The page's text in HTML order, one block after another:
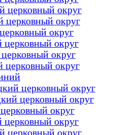
церковный округ
церковный округ
округ
церковный округ
округ
церковный округ
церковный округ
церковный округ
округ
церковный округ
церковный округ